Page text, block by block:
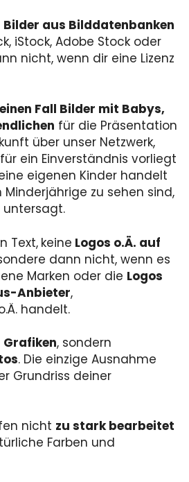
Bilder aus Bilddatenbanken
iStock, Adobe Stock oder
nicht, wenn dir eine Lizenz
Fall Bilder mit Babys,
für die Präsentation
über unser Netzwerk,
ein Einverständnis vorliegt
eigenen Kinder handelt
zu sehen sind,
Text, keine Logos o.Ä. auf
dann nicht, wenn es
Marken oder die Logos
Anbieter,
handelt.
Grafiken, sondern
. Die einzige Ausnahme
Grundriss deiner
nicht zu stark bearbeitet
Farben und